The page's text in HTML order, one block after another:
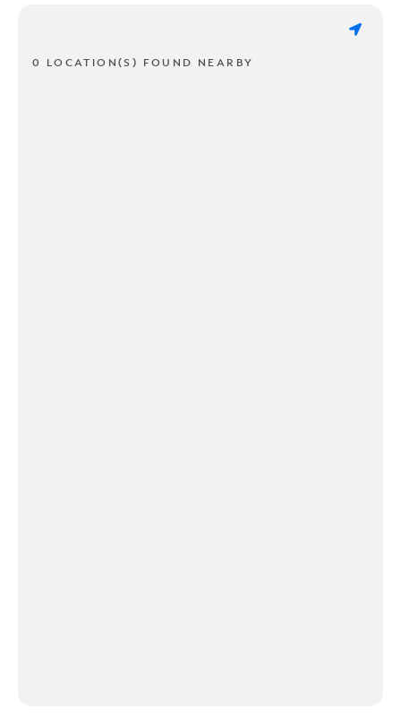
0 LOCATION(S) FOUND NEARBY